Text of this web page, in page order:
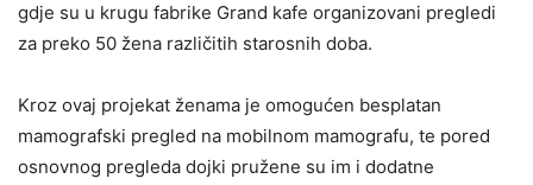
gdje su u krugu fabrike Grand kafe organizovani pregledi
za preko 50 žena različitih starosnih doba.
Kroz ovaj projekat ženama je omogućen besplatan
mamografski pregled na mobilnom mamografu, te pored
osnovnog pregleda dojki pružene su im i dodatne